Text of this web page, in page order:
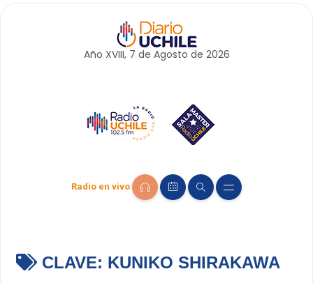
Año XVIII, 7 de Agosto de 2026
Radio en vivo
CLAVE: KUNIKO SHIRAKAWA